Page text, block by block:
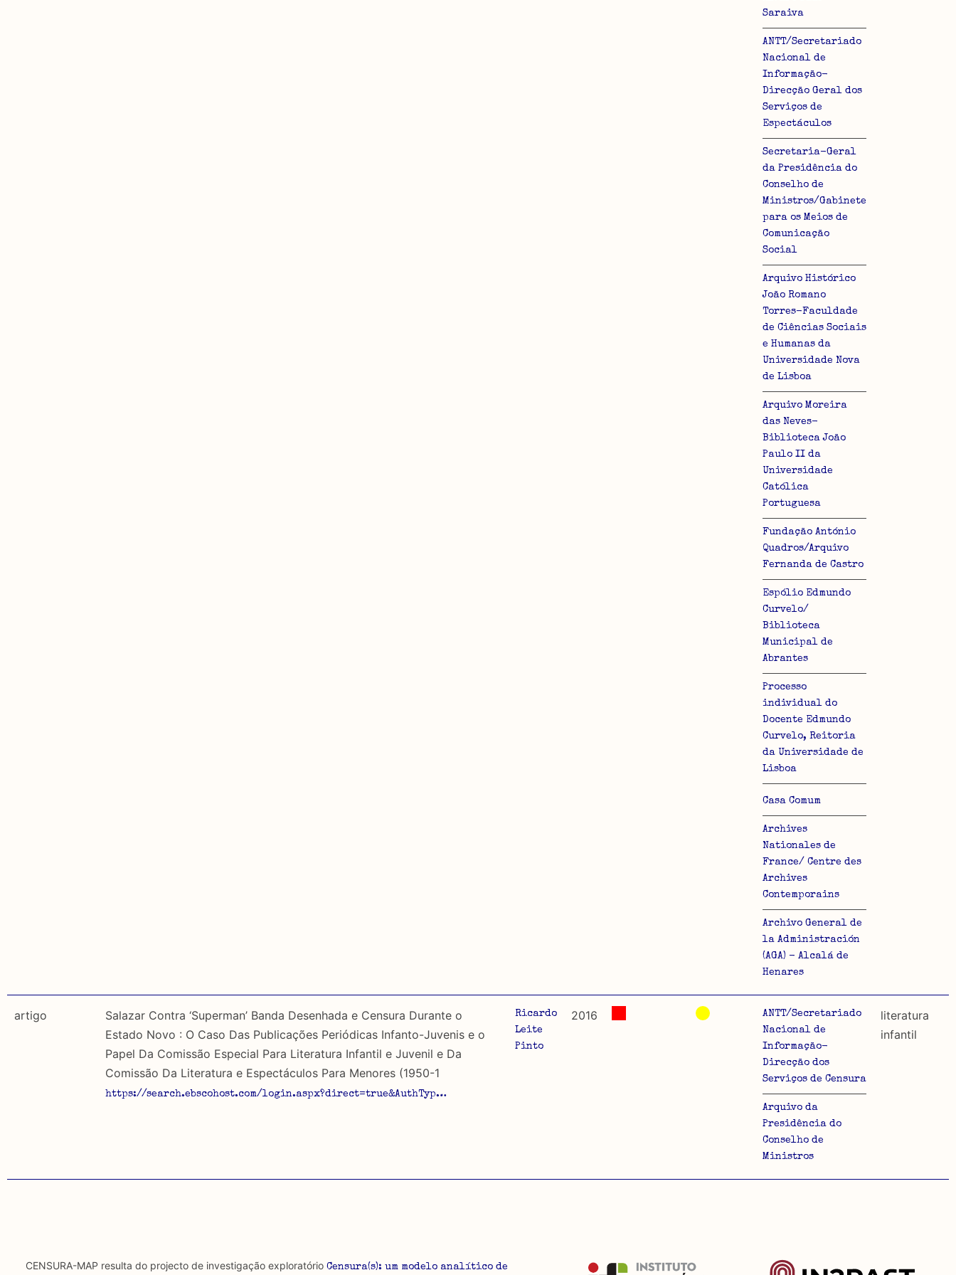
Saraiva
ANTT/Secretariado
Nacional de
Informação-
Direcção Geral dos
Serviços de
Espectáculos
Secretaria-Geral
da Presidência do
Conselho de
Ministros/Gabinete
para os Meios de
Comunicação
Social
Arquivo Histórico
João Romano
Torres-Faculdade
de Ciências Sociais
e Humanas da
Universidade Nova
de Lisboa
Arquivo Moreira
das Neves-
Biblioteca João
Paulo II da
Universidade
Católica
Portuguesa
Fundação António
Quadros/Arquivo
Fernanda de Castro
Espólio Edmundo
Curvelo/
Biblioteca
Municipal de
Abrantes
Processo
individual do
Docente Edmundo
Curvelo, Reitoria
da Universidade de
Lisboa
Casa Comum
Archives
Nationales de
France/ Centre des
Archives
Contemporains
Archivo General de
la Administración
(AGA) - Alcalá de
Henares
artigo
Salazar Contra ‘Superman’ Banda Desenhada e Censura Durante o
Estado Novo : O Caso Das Publicações Periódicas Infanto-Juvenis e o
Papel Da Comissão Especial Para Literatura Infantil e Juvenil e Da
Comissão Da Literatura e Espectáculos Para Menores (1950-1
https://search.ebscohost.com/login.aspx?direct=true&AuthTyp…
Ricardo
Leite
Pinto
2016
ANTT/Secretariado
Nacional de
Informação-
Direcção dos
Serviços de Censura
Arquivo da
Presidência do
Conselho de
Ministros
literatura
infantil
CENSURA-MAP resulta do projecto de investigação exploratório Censura(s): um modelo analítico de